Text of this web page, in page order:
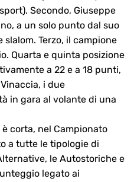
Secondo, Giuseppe
a un solo punto dal suo
Terzo, il campione
Quarta e quinta posizione
a 22 e a 18 punti,
i due
in gara al volante di una
è corta, nel Campionato
a tutte le tipologie di
le Autostoriche e
legato ai